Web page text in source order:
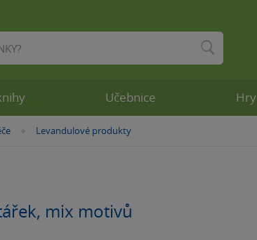
»
Levandulové produkty
mix motivů
Učebnice Hry